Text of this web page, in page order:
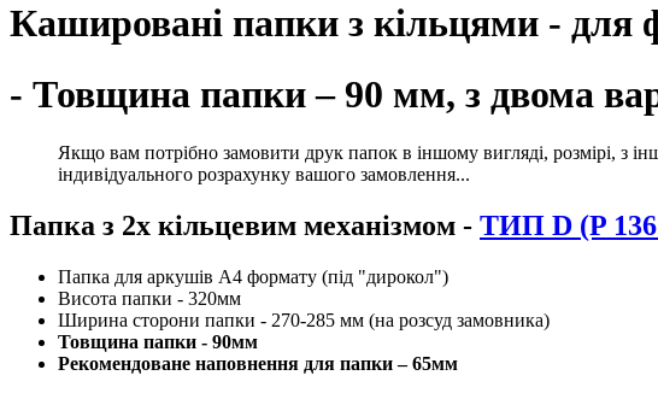
Кашировані папки з кільцями - для
- Товщина папки – 90 мм, з двома
Якщо вам потрібно замовити друк папок в іншому вигляді, розмірі, з
індивідуального розрахунку вашого замовлення...
Папка з 2х кільцевим механізмом - ТИП D (P 136
Папка для аркушів А4 формату (під "дирокол")
Висота папки - 320мм
Ширина сторони папки - 270-285 мм (на розсуд замовника)
Товщина папки - 90мм
Рекомендоване наповнення для папки – 65мм